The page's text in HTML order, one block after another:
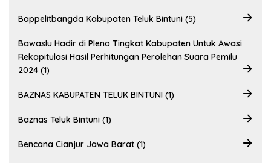
Bappelitbangda Kabupaten Teluk Bintuni (5)
Bawaslu Hadir di Pleno Tingkat Kabupaten Untuk Awasi
Rekapitulasi Hasil Perhitungan Perolehan Suara Pemilu
2024 (1)
BAZNAS KABUPATEN TELUK BINTUNI (1)
Baznas Teluk Bintuni (1)
Bencana Cianjur Jawa Barat (1)